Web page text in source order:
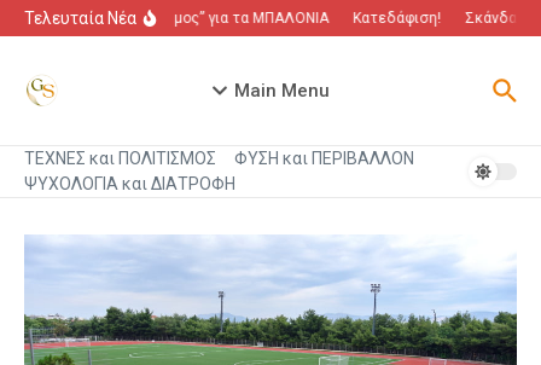
Μετάβαση στο περιεχόμενο
Τελευταία Νέα“Πόλεμος” για τα ΜΠΑΛΟΝΙΑ Κατεδάφιση! Σκάνδαλο
Main Menu
ΤΕΧΝΕΣ και ΠΟΛΙΤΙΣΜΟΣ
ΦΥΣΗ και ΠΕΡΙΒΑΛΛΟΝ
ΨΥΧΟΛΟΓΙΑ και ΔΙΑΤΡΟΦΗ